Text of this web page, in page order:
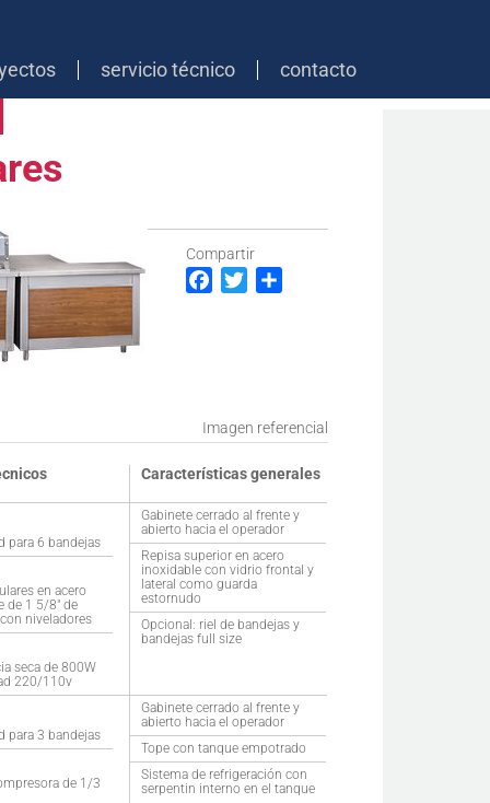
servicio técnico contacto
Compartir
Facebook
Twitter
Imagen referencial
Características generales
para 6 bandejas
en acero
de 1 5/8″ de
niveladores
seca de 800W
220/110v
Gabinete cerrado al frente y
abierto hacia el operador
Repisa superior en acero
inoxidable con vidrio frontal y
lateral como guarda
estornudo
Opcional: riel de bandejas y
bandejas full size
para 3 bandejas
de 1/3
Gabinete cerrado al frente y
abierto hacia el operador
Tope con tanque empotrado
Sistema de refrigeración con
serpentin interno en el tanque